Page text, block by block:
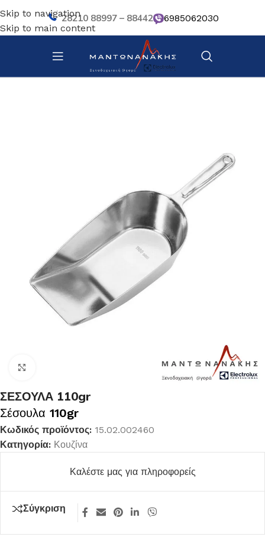
Skip to navigation
Skip to main content
28210 88997 – 88442 6985062030
Αρχική σελίδα/
ΣΕΣΟΥΛΑ 110gr
Σέσουλα 110gr
Κωδικός προϊόντος: 15.02.002460
Κατηγορία: Κουζίνα
Καλέστε μας για πληροφορείς
Σύγκριση